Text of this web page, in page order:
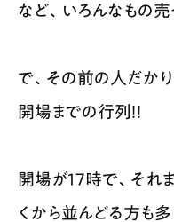
など、いろんなもの売
で、その前の人だかり
開場までの行列！！
開場が17時で、それ
くから並んどる方も多